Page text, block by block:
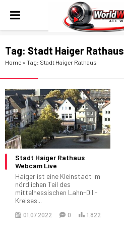
Tag: Stadt Haiger Rathaus
Home » Tag: Stadt Haiger Rathaus
Stadt Haiger Rathaus
Webcam Live
Haiger ist eine Kleinstadt im
nördlichen Teil des
mittelhessischen Lahn-Dill-
Kreises...
01.07.2022 0 1.822